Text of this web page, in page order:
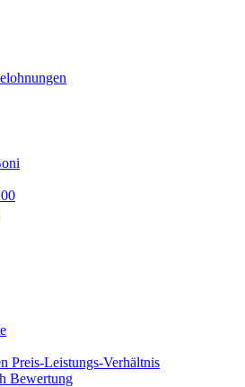
Preis-Leistungs-Verhältnis
Bewertung